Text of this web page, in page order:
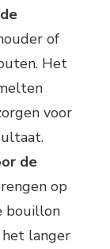
of
Het
voor
de
op
bouillon
langer